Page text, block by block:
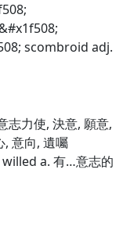
scombroid adj.
志力使, 決意, 願意,
, 意向, 遺囑
a. 有…意志的